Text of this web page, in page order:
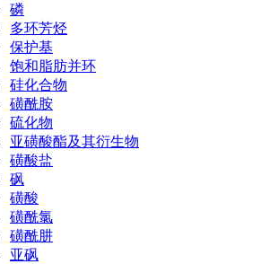
磷
多环芳烃
保护基
饱和脂肪并环
硅化合物
磺酰胺
硫化物
亚磺酸酯及其衍生物
磺酸盐
砜
磺酸
磺酰氯
磺酰肼
亚砜